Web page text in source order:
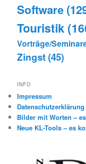
Software
Touristik
Vorträge/
Zingst(45)
INFO
Impressum
Datenschutzerklärung
Bilder mit Worten –
Neue KL-Tools – es